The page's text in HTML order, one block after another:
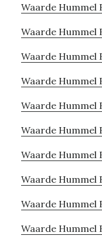
Waarde Hummel
Waarde Hummel
Waarde Hummel
Waarde Hummel
Waarde Hummel
Waarde Hummel
Waarde Hummel
Waarde Hummel
Waarde Hummel
Waarde Hummel